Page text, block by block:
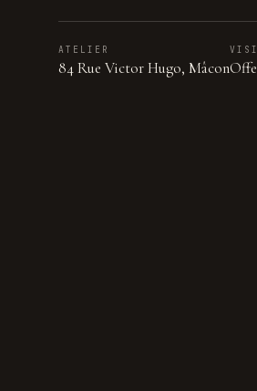
ATELIER
84 Rue Victor Hugo, Mâcon